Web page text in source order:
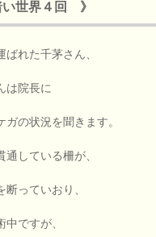
世界４回 》
ばれた千茅さん、
は院長に
ガの状況を聞きます。
通している柵が、
断っていおり、
中ですが、